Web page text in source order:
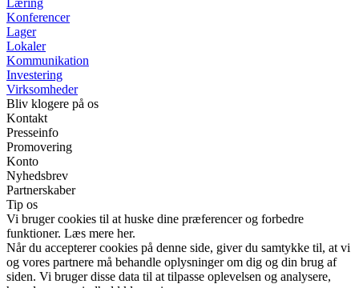
Læring
Konferencer
Lager
Lokaler
Kommunikation
Investering
Virksomheder
Bliv klogere på os
Kontakt
Presseinfo
Promovering
Konto
Nyhedsbrev
Partnerskaber
Tip os
Vi bruger cookies til at huske dine præferencer og forbedre
funktioner. Læs mere her.
Når du accepterer cookies på denne side, giver du samtykke til, at vi
og vores partnere må behandle oplysninger om dig og din brug af
siden. Vi bruger disse data til at tilpasse oplevelsen og analysere,